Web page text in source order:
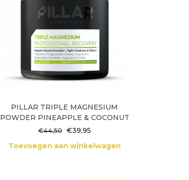
PILLAR TRIPLE MAGNESIUM
POWDER PINEAPPLE & COCONUT
€44,50
Oorspronkelijke
prijs
was:
€39,95Huidige
is:
Toevoegen aan winkelwagen